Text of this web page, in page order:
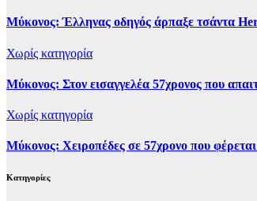
Μύκονος: Έλληνας οδηγός άρπαξε τσάντα
Χωρίς κατηγορία
Μύκονος: Στον εισαγγελέα 57χρονος που
Χωρίς κατηγορία
Μύκονος: Χειροπέδες σε 57χρονο που
Kατηγορίες